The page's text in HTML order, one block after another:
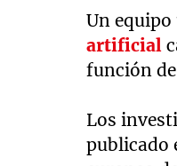
Un
artificial
función
Los
publicado